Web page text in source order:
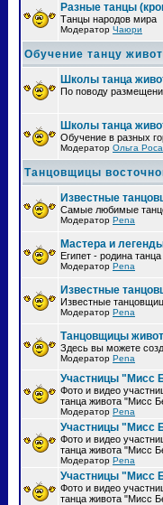
Разные танцы
Танцы народов мира
Модератор Чаюри
Обучение танцу
Школы танца
По поводу
Школы танца
Обучение в разных
Модератор Ольга
Танцовщицы
Известные
Самые любимые
Модератор Pena
Мастера и
Египет - родина
Модератор Pena
Известные
Известные
Модератор Pena
Танцовщицы
Здесь вы можете
Модератор Pena
Участницы "Мисс
Фото и видео
танца живота "Мисс
Модератор Pena
Участницы "Мисс
Фото и видео
танца живота "Мисс
Модератор Pena
Участницы "Мисс
Фото и видео
танца живота "Мисс